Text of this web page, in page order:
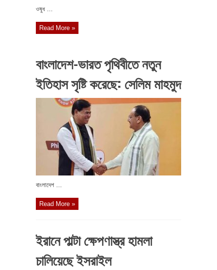
ওষুধ ...
Read More »
বাংলাদেশ-ভারত পৃথিবীতে নতুন
ইতিহাস সৃষ্টি করেছে: সেলিম মাহমুদ
বাংলাদেশ ...
Read More »
ইরানে পাল্টা ক্ষেপণাস্ত্র হামলা
চালিয়েছে ইসরাইল